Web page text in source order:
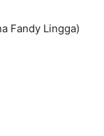
Fandy Lingga)